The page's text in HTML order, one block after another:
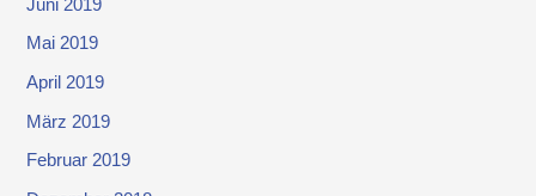
Juni 2019
Mai 2019
April 2019
März 2019
Februar 2019